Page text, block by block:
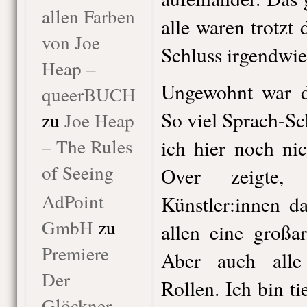
allen Farben
von Joe
Heap –
queerBUCH
zu Joe Heap
– The Rules
of Seeing
AdPoint
GmbH zu
Premiere
Der
alle waren trotzt
Schluss
Ungewohnt war
So viel Sprach-
ich hier noch
Over zeigte,
Künstler:innen
allen eine
Aber auch
Rollen. Ich bin